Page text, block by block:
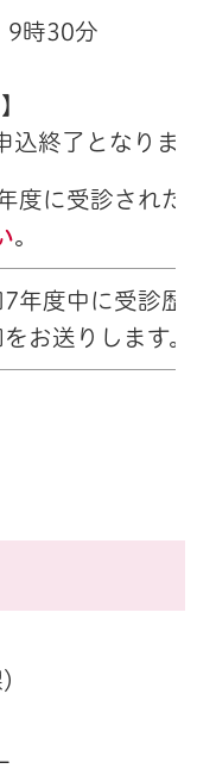
9時30分
込終了となりま
度に受診された
。
年度中に受診歴
お送りします。